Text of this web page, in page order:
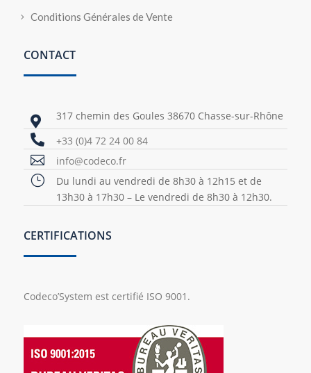
Conditions Générales de Vente
CONTACT
 317 chemin des Goules 38670 Chasse-sur-Rhône
 +33 (0)4 72 24 00 84
 info@codeco.fr
}
Du lundi au vendredi de 8h30 à 12h15 et de
13h30 à 17h30 – Le vendredi de 8h30 à 12h30.
CERTIFICATIONS
Codeco’System est certifié ISO 9001.